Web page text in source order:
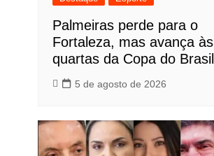
Palmeiras perde para o
Fortaleza, mas avança às
quartas da Copa do Brasil
5 de agosto de 2026